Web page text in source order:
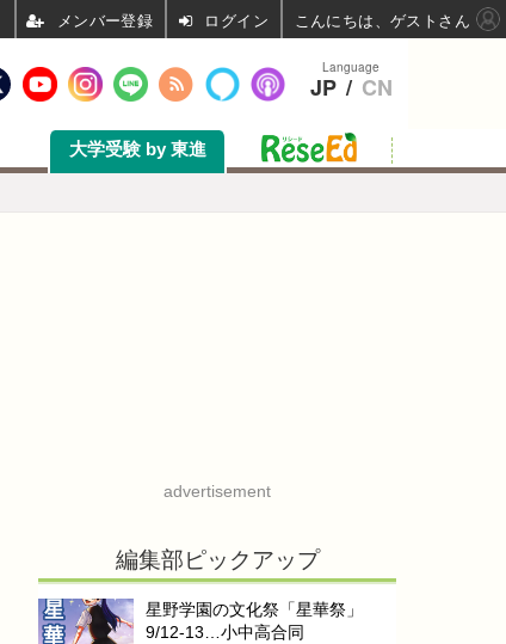
大学受験 by 東進
advertisement
編集部ピックアップ
星野学園の文化祭「星華祭」
9/12-13…小中高合同
Language
JP / CN
ログイン こんにちは、ゲストさん